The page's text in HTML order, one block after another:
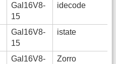
Gal16V8-
15
idecode
Gal16V8-
15
istate
Gal16V8-
Zorro